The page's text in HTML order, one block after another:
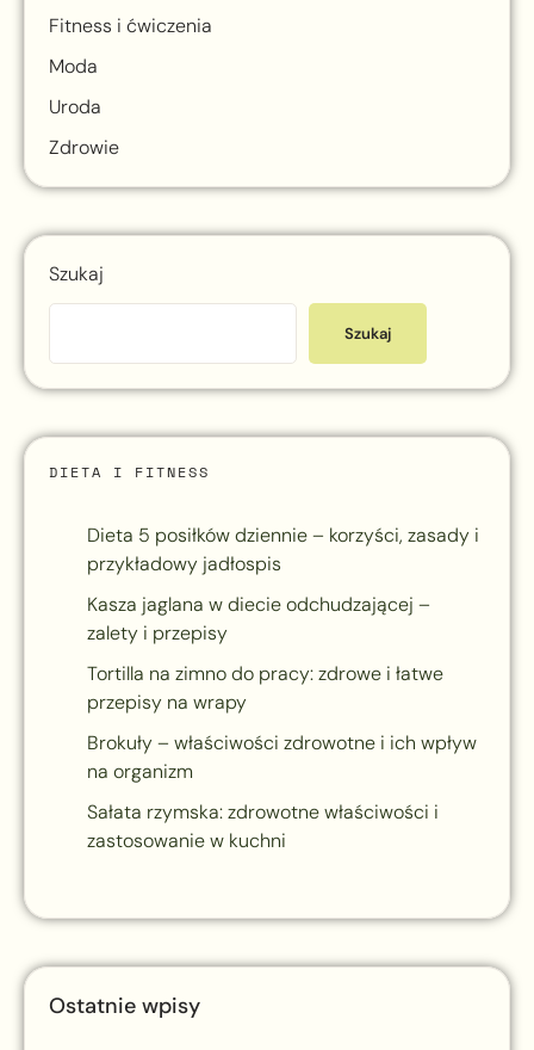
Fitness i ćwiczenia
Moda
Uroda
Zdrowie
Szukaj
Szukaj
DIETA I FITNESS
Dieta 5 posiłków dziennie – korzyści, zasady i
przykładowy jadłospis
Kasza jaglana w diecie odchudzającej –
zalety i przepisy
Tortilla na zimno do pracy: zdrowe i łatwe
przepisy na wrapy
Brokuły – właściwości zdrowotne i ich wpływ
na organizm
Sałata rzymska: zdrowotne właściwości i
zastosowanie w kuchni
Ostatnie wpisy